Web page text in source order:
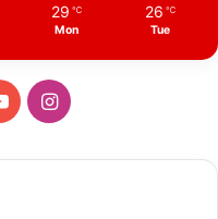
29 ℃
Mon
26 ℃
Tue
YouTubeInstagram